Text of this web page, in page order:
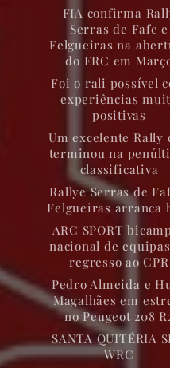
FIA confirma
Serras de Fafe e
Felgueiras na
do ERC em
Foi o rali possível
experiências
positivas
Um excelente Rally
terminou na
classificativa
Rallye Serras de
Felgueiras arranca
ARC SPORT
nacional de
regresso ao CPR
Pedro Almeida e
Magalhães em
no Peugeot 208
SANTA QUITÉRIA
WRC